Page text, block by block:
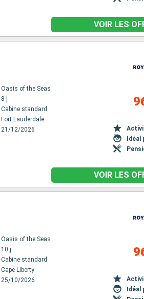
VOIR LES
Oasis of the Seas
8 j
Cabine standard
Fort Lauderdale
21/12/2026
Idéal
VOIR LES
Oasis of the Seas
10 j
Cabine standard
Cape Liberty
25/10/2026
Idéal